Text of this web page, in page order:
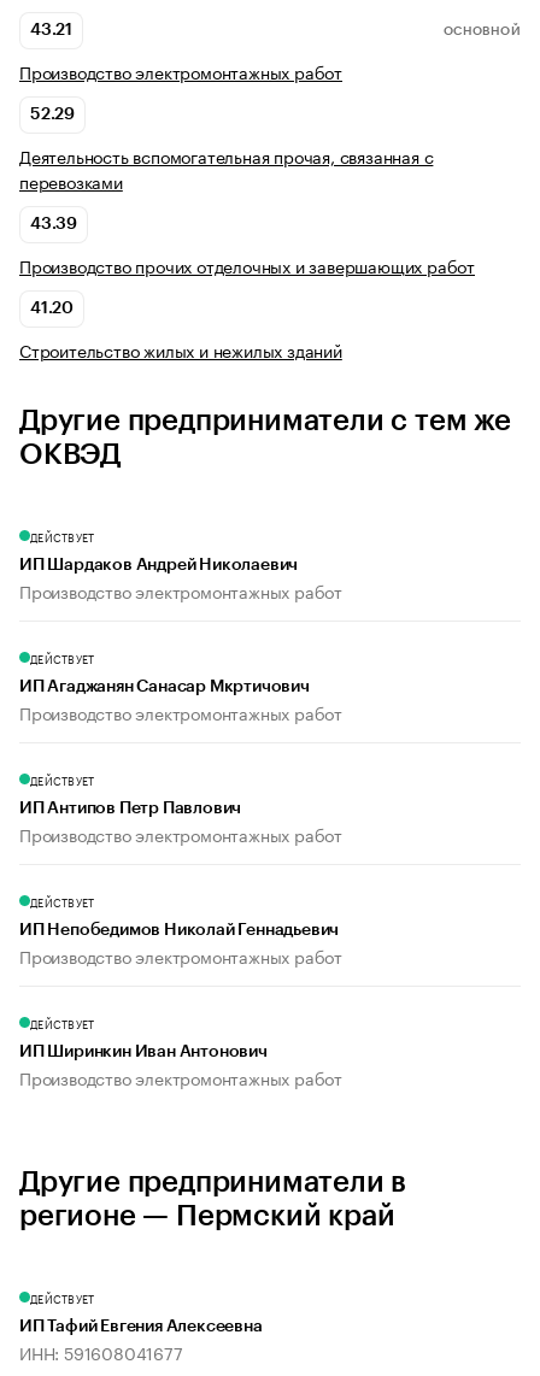
43.21 ОСНОВНОЙ
Производство электромонтажных работ
52.29
Деятельность вспомогательная прочая, связанная с
перевозками
43.39
Производство прочих отделочных и завершающих работ
41.20
Строительство жилых и нежилых зданий
Другие предприниматели с тем же
ОКВЭД
ДЕЙСТВУЕТ
ИП Шардаков Андрей Николаевич
Производство электромонтажных работ
ДЕЙСТВУЕТ
ИП Агаджанян Санасар Мкртичович
Производство электромонтажных работ
ДЕЙСТВУЕТ
ИП Антипов Петр Павлович
Производство электромонтажных работ
ДЕЙСТВУЕТ
ИП Непобедимов Николай Геннадьевич
Производство электромонтажных работ
ДЕЙСТВУЕТ
ИП Ширинкин Иван Антонович
Производство электромонтажных работ
Другие предприниматели в
регионе — Пермский край
ДЕЙСТВУЕТ
ИП Тафий Евгения Алексеевна
ИНН: 591608041677